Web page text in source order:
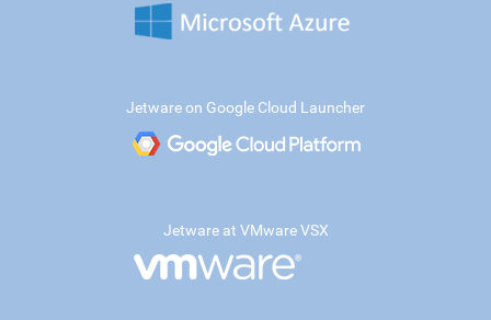
Jetware on Google Cloud Launcher
Jetware at VMware VSX